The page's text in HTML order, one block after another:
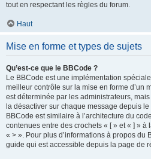
tout en respectant les règles du forum.
Haut
Mise en forme et types de sujets
Qu’est-ce que le BBCode ?
Le BBCode est une implémentation
meilleur contrôle sur la mise en forme d’un
est déterminée par les administrateurs,
la désactiver sur chaque message depuis
BBCode est similaire à l’architecture du
contenues entre des crochets « [ » et « ] » à
« > ». Pour plus d’informations à propos du
guide qui est accessible depuis la page de